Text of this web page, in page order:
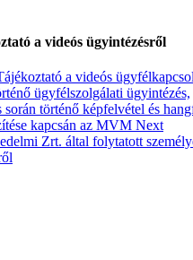
a videós ügyintézésről
a videós
ügyfélszolgálati ügyintézés,
során történő képfelvétel és
kapcsán az MVM Next
Zrt. által folytatott